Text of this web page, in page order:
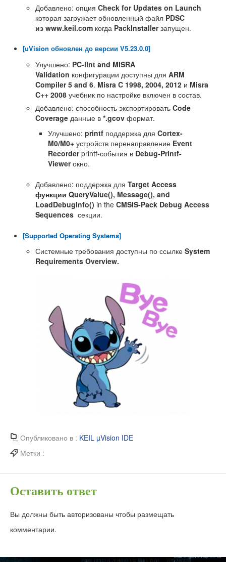
Добавлено: опция Check for Updates on Launch
которая загружает обновленный файл PDSC
из www.keil.com когда PackInstallerзапущен.
[uVision обновлен до версии V5.23.0.0]
Улучшено: PC-lint and MISRA
Validation конфигурации доступны для ARM
Compiler 5 and 6. Misra C 1998, 2004, 2012 и Misra
C++ 2008 учебник по настройке включен в состав.
Добавлено: способность экспортировать Code
Coverage данные в *.gcov формат.
Улучшено: printf поддержка для Cortex-
M0/M0+ устройств перенаправление Event
Recorderprintf-события в Debug-Printf-
Viewerокно.
Добавлено: поддержка для Target Access
функции QueryValue(), Message(), and
LoadDebugInfo() in the CMSIS-Pack Debug Access
Sequences секции.
[Supported Operating Systems]
Системные требования доступны по ссылке System
Requirements Overview.
Опубликовано в : KEIL µVision IDE
Метки :
Оставить ответ
Вы должны быть авторизованы чтобы размещать
комментарии.